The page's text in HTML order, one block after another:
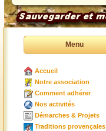
Menu
Accueil
Notre association
Comment adhérer
Nos activités
Démarches & Projets
Traditions provençales